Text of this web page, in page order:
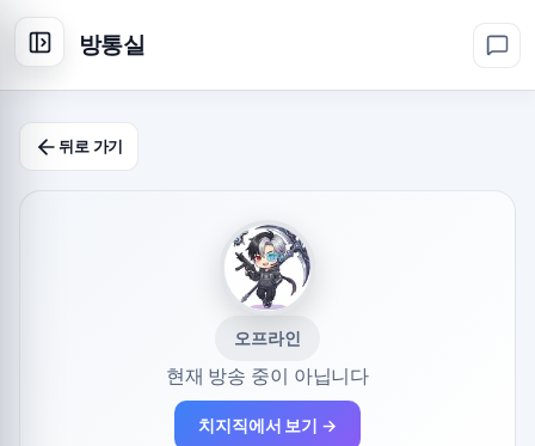
방통실
뒤로 가기
오프라인
현재 방송 중이 아닙니다
치지직에서 보기 →